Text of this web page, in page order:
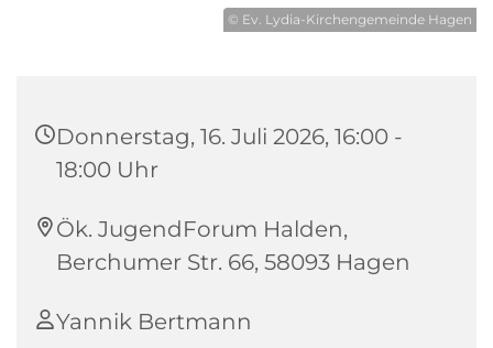
© Ev. Lydia-Kirchengemeinde Hagen
Donnerstag, 16. Juli 2026, 16:00 -
18:00 Uhr
Ök. JugendForum Halden,
Berchumer Str. 66, 58093 Hagen
Yannik Bertmann